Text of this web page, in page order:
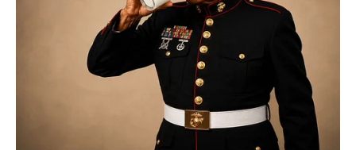
dugo muče. Saznaće da je i druga strana patila,
razmišljala i čekala pravi trenutak za povratak.
Pred njima je period velikih emocija, iskrenih priznanja i
mogućnosti da obnove odnos koji je nekada imao
posebnu vrednost. Ovoga puta ljubav će biti jača jer će
obe strane znati koliko je teško živeti jedna bez druge.